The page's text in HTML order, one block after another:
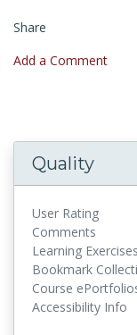
Share
Add a Comment
Quality
User Rating
Comments
Learning Exercises
Bookmark
Course
Accessibility Info